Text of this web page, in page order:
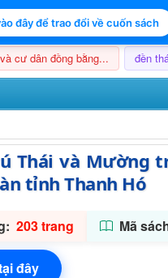
đây để trao đổi về cuốn sách
cư dân đồng bằng... đền
Thái và Mường
tỉnh Thanh Hó
203 trang Mã
đây